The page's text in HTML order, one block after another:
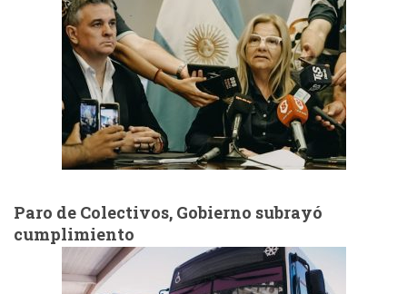
Paro de Colectivos, Gobierno subrayó
cumplimiento